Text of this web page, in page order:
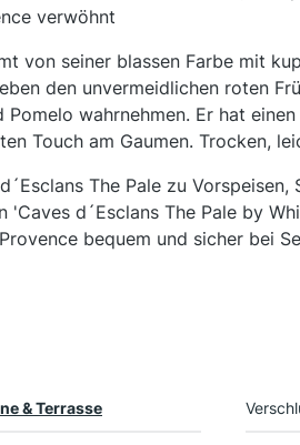
verwöhnt
von seiner blassen Farbe mit
den unvermeidlichen roten
Pomelo wahrnehmen. Er hat
Touch am Gaumen. Trocken,
The Pale zu Vorspeisen,
'Caves d´Esclans The Pale by
bequem und sicher bei
& Terrasse